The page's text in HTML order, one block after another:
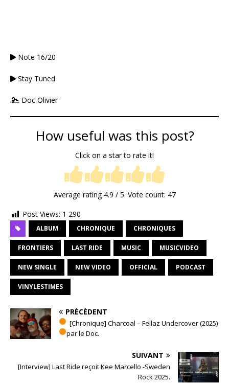
Note 16/20
Stay Tuned
Doc Olivier
How useful was this post?
Click on a star to rate it!
Average rating 4.9 / 5. Vote count: 47
Post Views: 1 290
ALBUM CHRONIQUE CHRONIQUES
FRONTIERS LAST RIDE MUSIC MUSICVIDEO
NEW SINGLE NEW VIDEO OFFICIAL PODCAST
VINYLESTIMES
PRÉCÉDENT
[Chronique] Charcoal – Fellaz Undercover (2025)
par le Doc.
SUIVANT
[Interview] Last Ride reçoit Kee Marcello -Sweden
Rock 2025.